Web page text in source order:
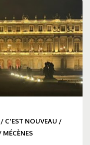
/ C'EST NOUVEAU /
MÉCÈNES